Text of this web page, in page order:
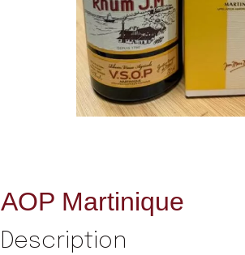
AOP Martinique
Description